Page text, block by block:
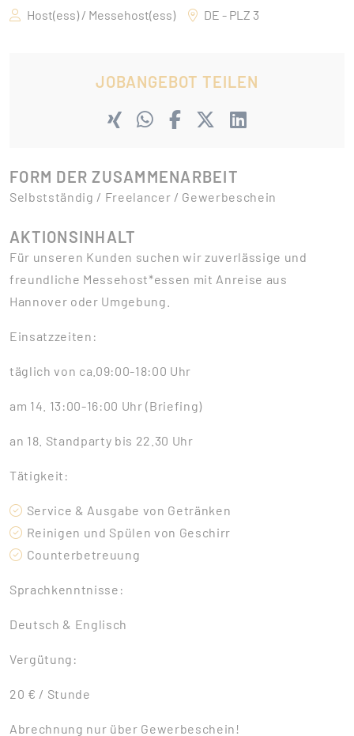
Host(ess) / Messehost(ess)
DE - PLZ 3
JOBANGEBOT TEILEN
FORM DER ZUSAMMENARBEIT
Selbstständig / Freelancer / Gewerbeschein
AKTIONSINHALT
Für unseren Kunden suchen wir zuverlässige und
freundliche Messehost*essen mit Anreise aus
Hannover oder Umgebung.
Einsatzzeiten:
täglich von ca.09:00-18:00 Uhr
am 14. 13:00-16:00 Uhr (Briefing)
an 18. Standparty bis 22.30 Uhr
Tätigkeit:
Service & Ausgabe von Getränken
Reinigen und Spülen von Geschirr
Counterbetreuung
Sprachkenntnisse:
Deutsch & Englisch
Vergütung:
20 € / Stunde
Abrechnung nur über Gewerbeschein!